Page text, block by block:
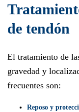
de tendón
El tratamiento de
gravedad y
frecuentes son:
Reposo y